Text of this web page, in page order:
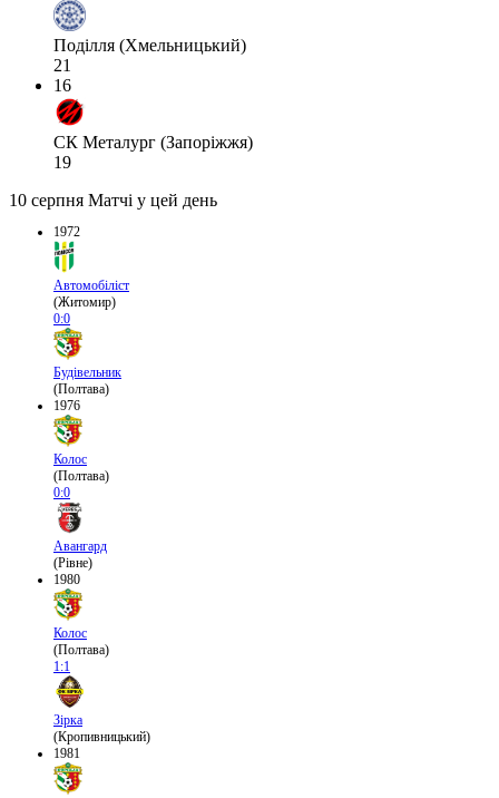
Поділля (Хмельницький)
21
16
СК Металург (Запоріжжя)
19
10 серпня Матчі у цей день
1972
Автомобіліст
(Житомир)
0:0
Будівельник
(Полтава)
1976
Колос
(Полтава)
0:0
Авангард
(Рівне)
1980
Колос
(Полтава)
1:1
Зірка
(Кропивницький)
1981